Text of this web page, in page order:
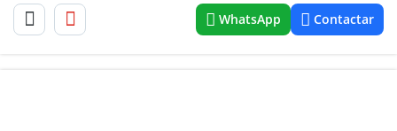
WhatsApp Contactar